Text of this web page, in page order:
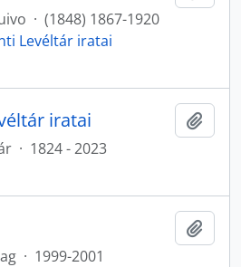
· (1848) 1867-1920
Levéltár iratai
iratai
· 1824 - 2023
· 1999-2001